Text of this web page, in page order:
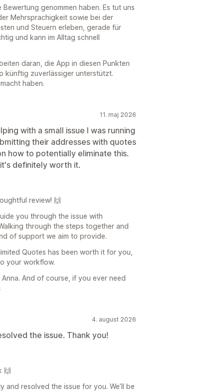
genommen haben. Es tut uns
Mehrsprachigkeit sowie bei der
und Steuern erleben, gerade für
und kann im Alltag schnell
daran, die App in diesen Punkten
künftig zuverlässiger unterstützt.
haben.
11. maj 2026
with a small issue I was running
their addresses with quotes
how to potentially eliminate this.
definitely worth it.
review! 🙌
you through the issue with
through the steps together and
of support we aim to provide.
Quotes has been worth it for you,
your workflow.
And of course, if you ever need
4. august 2026
the issue. Thank you!
🙌
and resolved the issue for you. We’ll be